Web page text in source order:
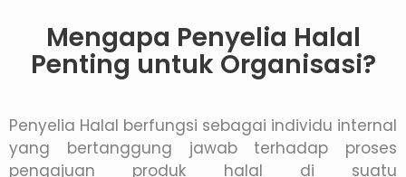
Mengapa Penyelia Halal
Penting untuk Organisasi?
Penyelia Halal berfungsi sebagai individu internal
yang bertanggung jawab terhadap proses
pengajuan produk halal di suatu